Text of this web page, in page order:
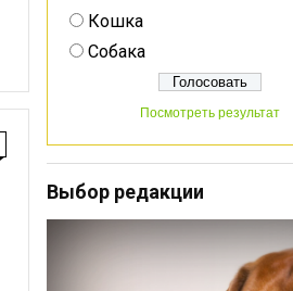
Кошка
Собака
Посмотреть результат
Выбор редакции